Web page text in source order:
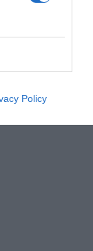
Policy